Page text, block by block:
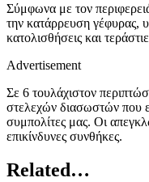
Σύμφωνα με τον
την κατάρρευση γέφυρας,
κατολισθήσεις και
Advertisement
Σε 6 τουλάχιστον
στελεχών διασωστών που
συμπολίτες μας. Οι
επικίνδυνες συνθήκες.
Related…